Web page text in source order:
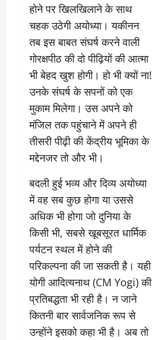
होने पर खिलखिलाने के साथ
चहक उठेगी अयोध्या। यकीनन
तब इस बाबत संघर्ष करने वाली
गोरक्षपीठ की दो पीढ़ियों की आत्मा
भी बेहद खुश होगी। हो भी क्यों ना!
उनके संघर्ष के सपनों को एक
मुकाम मिलेगा। उस अपने को
मंजिल तक पहुंचाने में अपने ही
तीसरी पीढ़ी की केंद्रीय भूमिका के
मद्देनजर तो और भी।
बदली हुई भव्य और दिव्य अयोध्या
में वह सब कुछ होगा या उससे
अधिक भी होगा जो दुनिया के
किसी भी, सबसे खूबसूरत धार्मिक
पर्यटन स्थल में होने की
परिकल्पना की जा सकती है। यही
योगी आदित्यनाथ (CM Yogi) की
प्रतिबद्धता भी रही है। न जाने
कितनी बार सार्वजनिक रूप से
उन्होंने इसको कहा भी है। अब तो